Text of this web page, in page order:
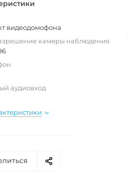
видеодомофона
камеры наблюдения
аудиовход